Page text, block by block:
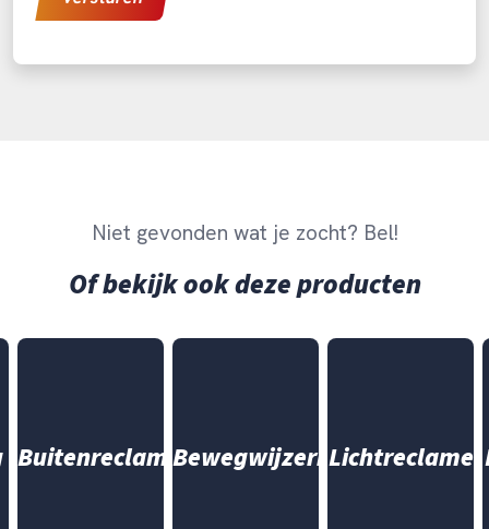
Niet gevonden wat je zocht? Bel!
Of bekijk ook deze producten
BuitenreclameBewegwijzeringLichtreclame